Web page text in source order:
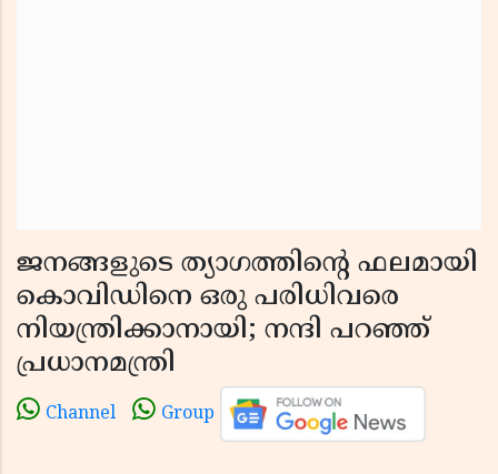
ജനങ്ങളുടെ ത്യാഗത്തിന്റെ ഫലമായി
കൊവിഡിനെ ഒരു പരിധിവരെ
നിയന്ത്രിക്കാനായി; നന്ദി പറഞ്ഞ്
പ്രധാനമന്ത്രി
Channel Group